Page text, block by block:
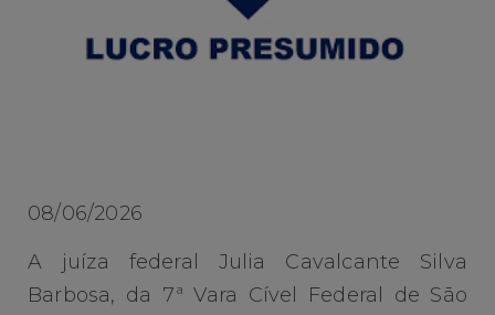
08/06/2026
A juíza federal Julia Cavalcante Silva
Barbosa, da 7ª Vara Cível Federal de São